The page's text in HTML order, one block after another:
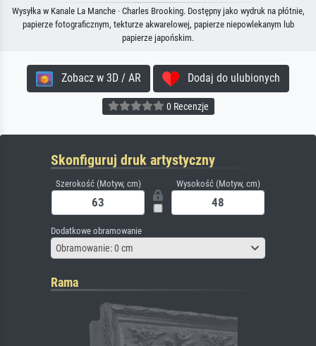
Wysyłka w Kanale La Manche · Charles Brooking. Dostępny jako wydruk na płótnie,
papierze fotograficznym, tekturze akwarelowej, papierze niepowlekanym lub
papierze japońskim.
Zobacz w 3D / AR Dodaj do ulubionych
0 Recenzje
Skonfiguruj druk artystyczny
Szerokość (Motyw, cm) Wysokość (Motyw, cm)
Dodatkowe obramowanie
Obramowanie: 0 cm
Rama